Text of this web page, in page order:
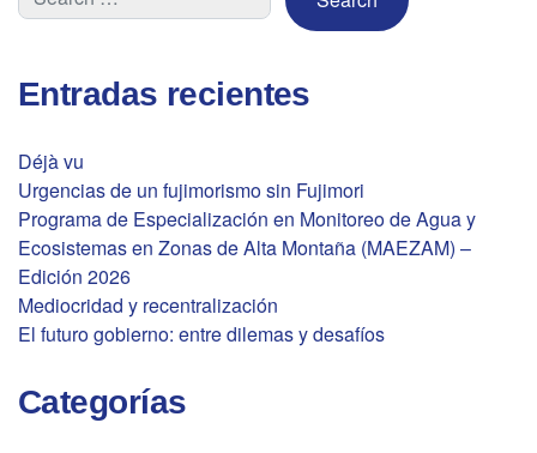
Entradas recientes
Déjà vu
Urgencias de un fujimorismo sin Fujimori
Programa de Especialización en Monitoreo de Agua y
Ecosistemas en Zonas de Alta Montaña (MAEZAM) –
Edición 2026
Mediocridad y recentralización
El futuro gobierno: entre dilemas y desafíos
Categorías